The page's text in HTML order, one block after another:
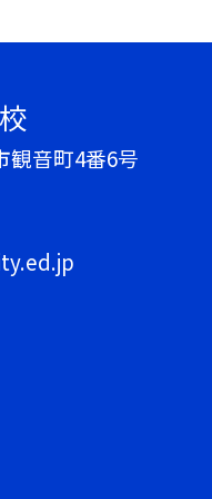
音町4番6号